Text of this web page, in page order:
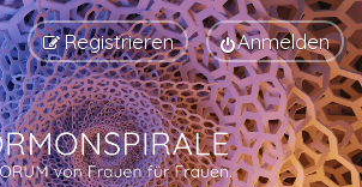
Anmelden
Registrieren